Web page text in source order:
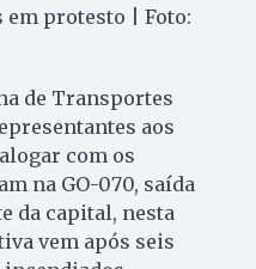
em protesto | Foto:
de Transportes
aos
com os
na GO-070, saída
da capital, nesta
vem após seis